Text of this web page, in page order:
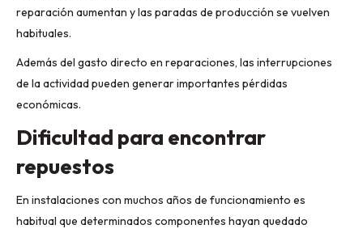
reparación aumentan y las paradas de producción se vuelven
habituales.
Además del gasto directo en reparaciones, las interrupciones
de la actividad pueden generar importantes pérdidas
económicas.
Dificultad para encontrar
repuestos
En instalaciones con muchos años de funcionamiento es
habitual que determinados componentes hayan quedado